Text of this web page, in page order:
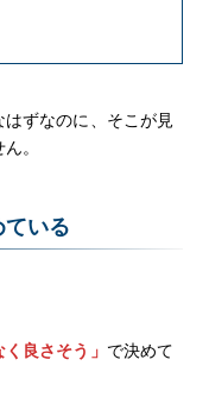
ずなのに、そこが見
。
いる
く良さそう」 で決めて